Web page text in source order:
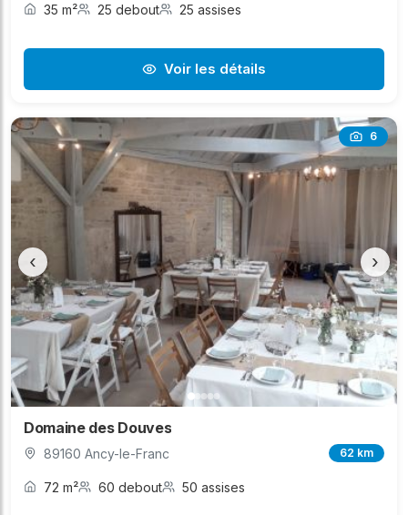
35 m² 25 debout 25 assises
Voir les détails
6
‹ ›
Domaine des Douves
89160 Ancy-le-Franc 62 km
72 m² 60 debout 50 assises